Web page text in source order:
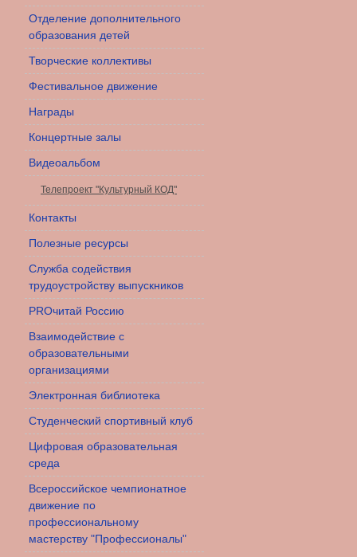
Отделение дополнительного
образования детей
Творческие коллективы
Фестивальное движение
Награды
Концертные залы
Видеоальбом
Телепроект "Культурный КОД"
Контакты
Полезные ресурсы
Служба содействия
трудоустройству выпускников
PROчитай Россию
Взаимодействие с
образовательными
организациями
Электронная библиотека
Студенческий спортивный клуб
Цифровая образовательная
среда
Всероссийское чемпионатное
движение по
профессиональному
мастерству "Профессионалы"